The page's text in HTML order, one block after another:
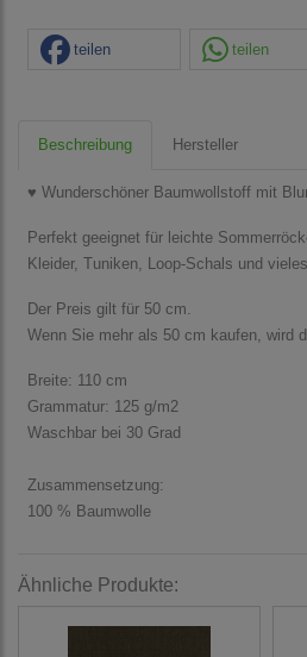
teilen teilen
Beschreibung Hersteller
♥ Wunderschöner Baumwollstoff mit
Perfekt geeignet für leichte
Kleider, Tuniken, Loop-Schals und
Der Preis gilt für 50 cm.
Wenn Sie mehr als 50 cm kaufen, wird
Breite: 110 cm
Grammatur: 125 g/m2
Waschbar bei 30 Grad
Zusammensetzung:
100 % Baumwolle
Ähnliche Produkte: